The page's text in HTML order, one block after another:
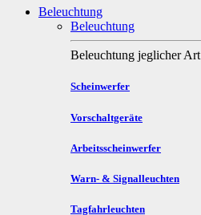
Beleuchtung
Beleuchtung
Beleuchtung jeglicher Art
Scheinwerfer
Vorschaltgeräte
Arbeitsscheinwerfer
Warn- & Signalleuchten
Tagfahrleuchten